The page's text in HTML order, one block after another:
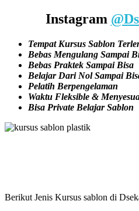
Instagram
Tempat Kursus Sablon
Bebas Mengulang Sampai
Bebas Praktek Sampai Bisa
Belajar Dari Nol Sampai
Pelatih Berpengelaman
Waktu Fleksible &
Bisa Private Belajar Sablon
Berikut Jenis Kursus sablon di